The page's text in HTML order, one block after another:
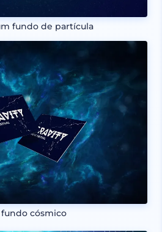
fundo de partícula
cósmico